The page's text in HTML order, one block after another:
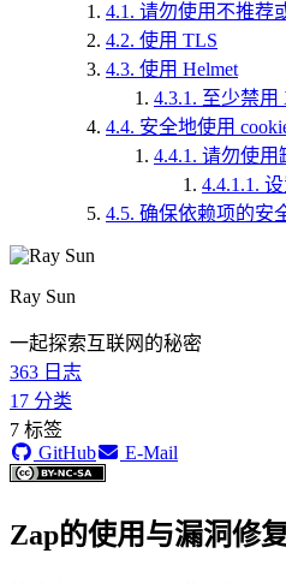
4.1. 请勿使用不推荐
4.2. 使用 TLS
4.3. 使用 Helmet
4.3.1. 至少禁用
4.4. 安全地使用
4.4.1. 请勿使用
4.4.1.1.
4.5. 确保依赖项的安
Ray Sun
一起探索互联网的秘密
363 日志
17 分类
7 标签
GitHub
E-Mail
Zap的使用与漏洞修